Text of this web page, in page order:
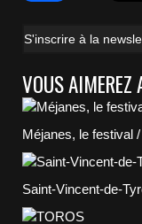
S'inscrire à la
VOUS AIMEREZ
Méjanes, le festival
Saint-Vincent-de-